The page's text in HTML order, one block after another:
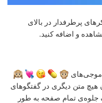
پرطرفدار در بالای
و اضافه کنید.
هیچ متن دیگری در گفتگوهای
جلوه‌ی تمام صفحه به طور